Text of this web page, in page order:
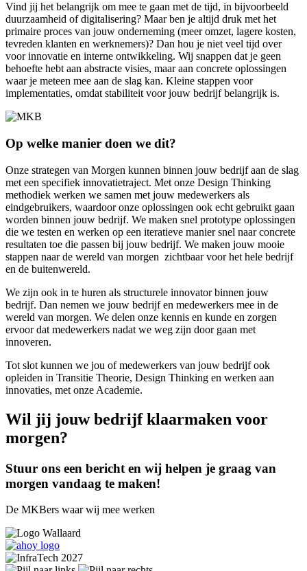
Vind jij het belangrijk om mee te gaan met de tijd, in bijvoorbeeld
duurzaamheid of digitalisering? Maar ben je altijd druk met het
primaire proces van jouw onderneming (meer omzet, lagere kosten,
tevreden klanten en werknemers)? Dan hou je niet veel tijd over
voor innovatie en interne ontwikkeling. Wij snappen dat je geen
behoefte hebt aan abstracte visies, maar aan concrete oplossingen
waar je meteen mee aan de slag kan. Kleine stappen voor
implementaties, omdat stabiliteit voor jouw bedrijf belangrijk is.
Op welke manier doen we dit?
Onze strategen van Morgen kunnen binnen jouw bedrijf aan de slag
met een specifiek innovatietraject. Met onze Design Thinking
methodiek werken we samen met jouw medewerkers als
eindgebruikers, waardoor onze oplossingen ook echt gebruikt gaan
worden binnen jouw bedrijf. We maken snel prototype oplossingen
die we testen en werken op een iteratieve manier snel naar concrete
resultaten toe die passen bij jouw bedrijf. We maken jouw mooie
stappen naar de wereld van morgen zichtbaar voor het hele bedrijf
en de buitenwereld.
We zijn ook in te huren als structurele innovator binnen jouw
bedrijf. Dan nemen we jouw bedrijf en medewerkers mee in de
wereld van morgen. We delen onze kennis en kunde en zorgen
ervoor dat medewerkers nadat we weg zijn door gaan met
innoveren.
Tot slot kunnen we jou of medewerkers van jouw bedrijf ook
opleiden in Transitie Theorie, Design Thinking en werken aan
innovaties, met onze Academie.
Wil jij jouw bedrijf klaarmaken voor
morgen?
Stuur ons een bericht en wij helpen je graag van
morgen vandaag te maken!
De MKBers waar wij mee werken